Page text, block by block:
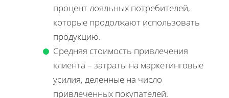
процент лояльных потребителей,
которые продолжают использовать
продукцию.
Средняя стоимость привлечения
клиента – затраты на маркетинговые
усилия, деленные на число
привлеченных покупателей.